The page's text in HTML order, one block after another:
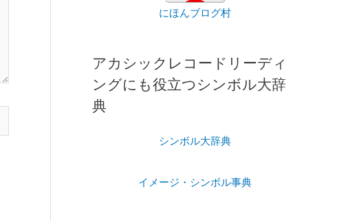
にほんブログ村
アカシックレコードリーディ
ングにも役立つシンボル大辞
典
シンボル大辞典
イメージ・シンボル事典